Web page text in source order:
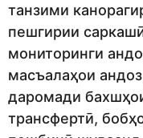
танзими
пешгирии
мониторинги
масъалаҳои
даромади
трансфертӣ,